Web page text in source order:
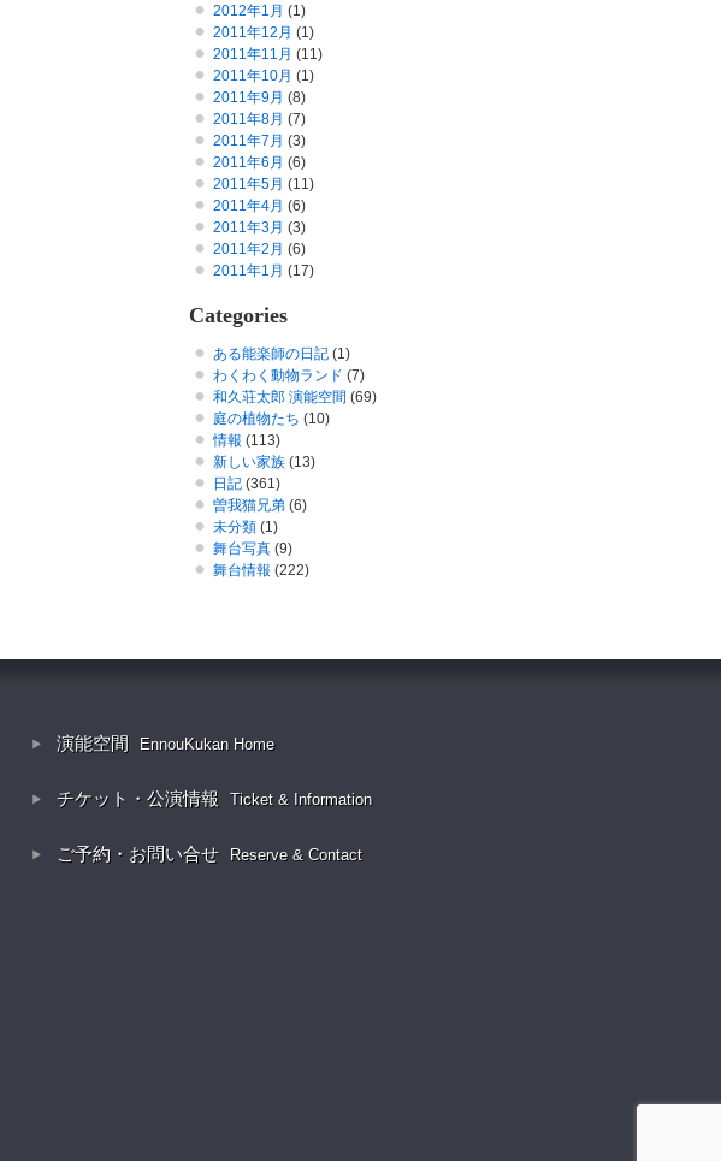
2012年1月 (1)
2011年12月 (1)
2011年11月 (11)
2011年10月 (1)
2011年9月 (8)
2011年8月 (7)
2011年7月 (3)
2011年6月 (6)
2011年5月 (11)
2011年4月 (6)
2011年3月 (3)
2011年2月 (6)
2011年1月 (17)
Categories
ある能楽師の日記 (1)
わくわく動物ランド (7)
和久荘太郎 演能空間 (69)
庭の植物たち (10)
情報 (113)
新しい家族 (13)
日記 (361)
曽我猫兄弟 (6)
未分類 (1)
舞台写真 (9)
舞台情報 (222)
演能空間 EnnouKukan Home
チケット・公演情報 Ticket & Information
ご予約・お問い合せ Reserve & Contact